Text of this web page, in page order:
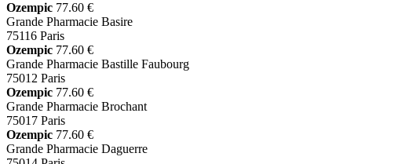
Ozempic 77.60 €
Grande Pharmacie Basire
75116 Paris
Ozempic 77.60 €
Grande Pharmacie Bastille Faubourg
75012 Paris
Ozempic 77.60 €
Grande Pharmacie Brochant
75017 Paris
Ozempic 77.60 €
Grande Pharmacie Daguerre